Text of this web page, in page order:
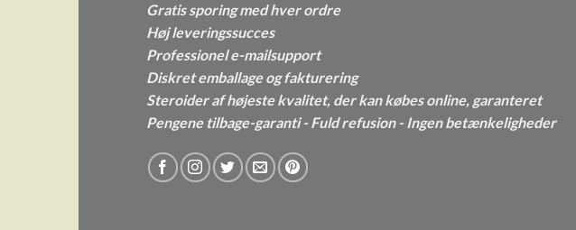
Gratis sporing med hver ordre
Høj leveringssucces
Professionel e-mailsupport
Diskret emballage og fakturering
Steroider af højeste kvalitet, der kan købes online, garanteret
Pengene tilbage-garanti - Fuld refusion - Ingen betænkeligheder